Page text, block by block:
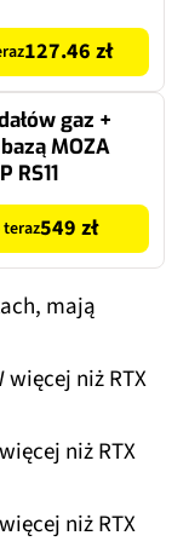
127.46 zł
gaz +
MOZA
RS11
teraz549 zł
mają
więcej niż RTX
niż RTX
niż RTX